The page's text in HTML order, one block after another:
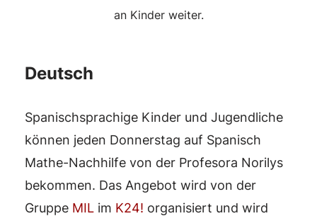
an Kinder weiter.
Deutsch
Spanischsprachige Kinder und Jugendliche
können jeden Donnerstag auf Spanisch
Mathe-Nachhilfe von der Profesora Norilys
bekommen. Das Angebot wird von der
Gruppe MIL im K24! organisiert und wird